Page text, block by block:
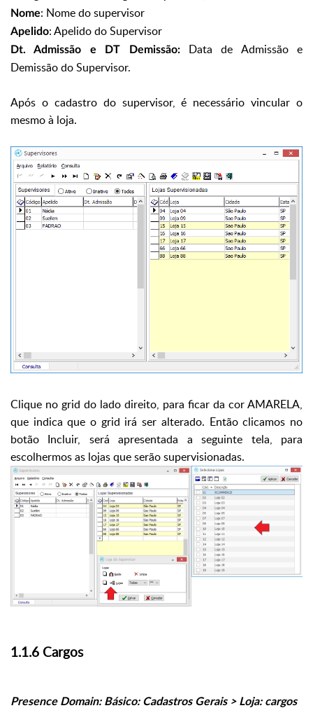
Nome: Nome do supervisor
Apelido: Apelido do Supervisor
Dt. Admissão e DT Demissão:Data de Admissão e
Demissão do Supervisor.
Após o cadastro do supervisor, é necessário vincular o
mesmo à loja.
Clique no grid do lado direito, para ficar da cor AMARELA,
que indica que o grid irá ser alterado. Então clicamos no
botão Incluir, será apresentada a seguinte tela, para
escolhermos as lojas que serão supervisionadas.
1.1.6 Cargos
Presence Domain: Básico: Cadastros Gerais > Loja: cargos